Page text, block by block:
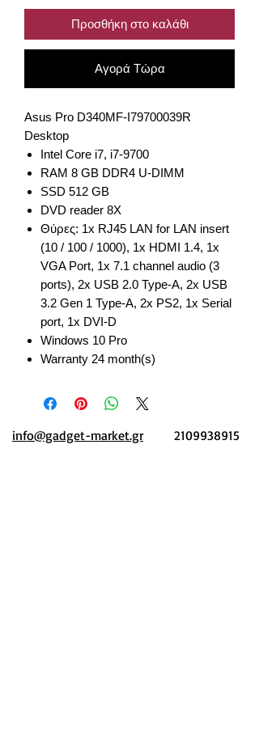
Προσθήκη στο καλάθι
Αγορά Τώρα
Asus Pro D340MF-I79700039R
Desktop
Intel Core i7, i7-9700
RAM 8 GB DDR4 U-DIMM
SSD 512 GB
DVD reader 8X
Θύρες: 1x RJ45 LAN for LAN insert
(10 / 100 / 1000), 1x HDMI 1.4, 1x
VGA Port, 1x 7.1 channel audio (3
ports), 2x USB 2.0 Type-A, 2x USB
3.2 Gen 1 Type-A, 2x PS2, 1x Serial
port, 1x DVI-D
Windows 10 Pro
Warranty 24 month(s)
info@gadget-market.gr 2109938915